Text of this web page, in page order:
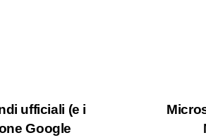
ufficiali (e i
Google